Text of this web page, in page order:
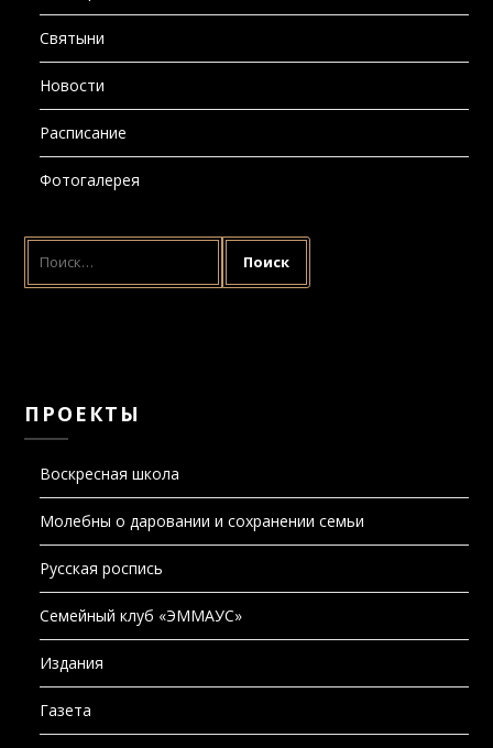
Святыни
Новости
Расписание
Фотогалерея
НАЙТИ:
ПРОЕКТЫ
Воскресная школа
Молебны о даровании и сохранении семьи
Русская роспись
Семейный клуб «ЭММАУС»
Издания
Газета